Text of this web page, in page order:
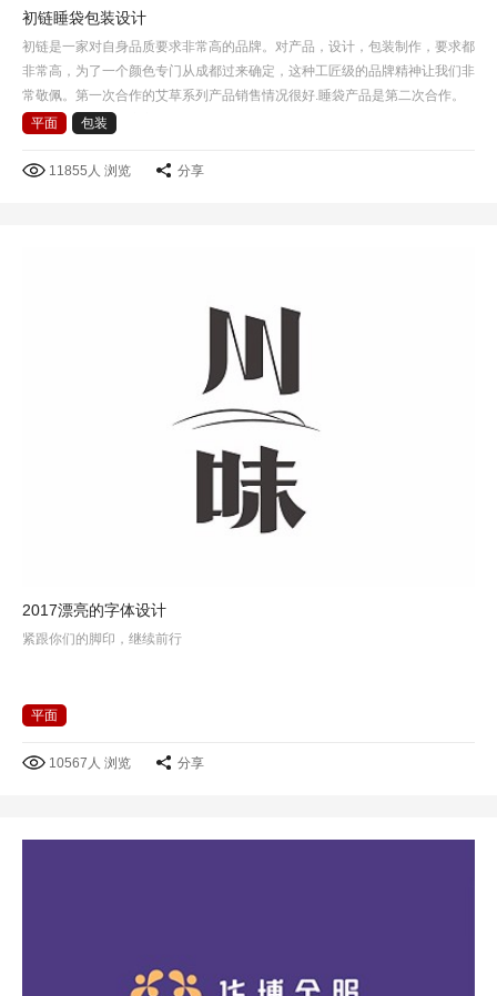
初链睡袋包装设计
初链是一家对自身品质要求非常高的品牌。对产品，设计，包装制作，要求都
非常高，为了一个颜色专门从成都过来确定，这种工匠级的品牌精神让我们非
常敬佩。第一次合作的艾草系列产品销售情况很好.睡袋产品是第二次合作。
这次选择了睡袋包裹方式作为产品包装创意的出发点，把睡…
平面 包装
11855人 浏览 分享
2017漂亮的字体设计
紧跟你们的脚印，继续前行
平面
10567人 浏览 分享